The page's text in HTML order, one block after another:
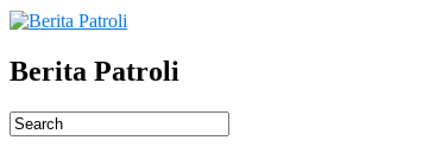
Berita Patroli